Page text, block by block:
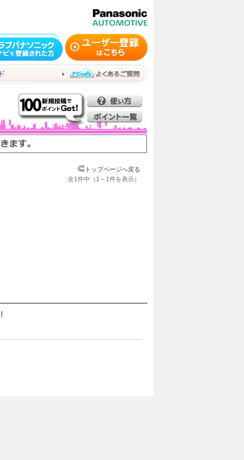
トップページへ戻る
全1件中（1～1件を表示）